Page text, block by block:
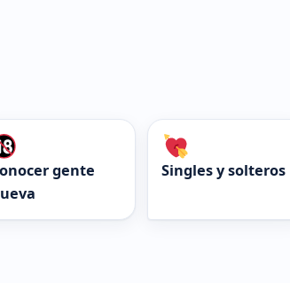
gente
Singles y solteros